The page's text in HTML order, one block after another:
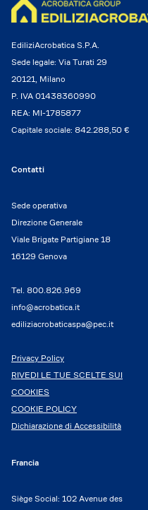
EdiliziAcrobatica S.P.A.
Sede legale: Via Turati 29
20121, Milano
P. IVA 01438360990
REA: MI-1785877
Capitale sociale: 842.288,50 €
Contatti
Sede operativa
Direzione Generale
Viale Brigate Partigiane 18
16129 Genova
Tel. 800.826.969
info@acrobatica.it
ediliziacrobaticaspa@pec.it
Privacy Policy
RIVEDI LE TUE SCELTE SUI
COOKIES
COOKIE POLICY
Dichiarazione di Accessibilità
Francia
Siège Social: 102 Avenue des